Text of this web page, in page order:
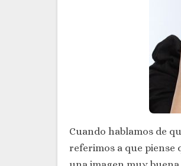
Cuando hablamos de
referimos a que piense